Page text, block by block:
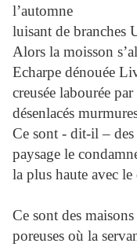
l’automne
luisant de branches
Alors la moisson
Echarpe dénouée
creusée labourée
désenlacés
Ce sont - dit-il –
paysage le
la plus haute avec
Ce sont des
poreuses où la